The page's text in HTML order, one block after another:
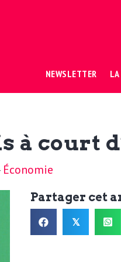
NEWSLETTER
à court
Économie
Partager cet
𝕏